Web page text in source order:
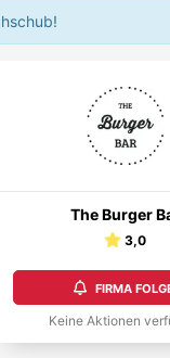
The Burger
3,0
FIRMA
Keine Aktionen